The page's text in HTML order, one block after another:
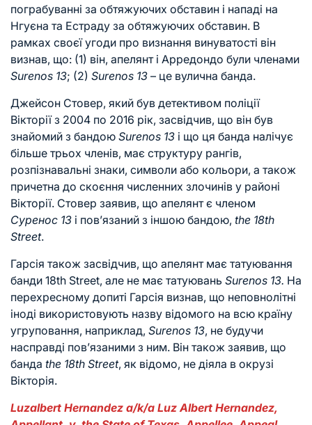
пограбуванні за обтяжуючих обставин і нападі на
Нгуєна та Естраду за обтяжуючих обставин. В
рамках своєї угоди про визнання винуватості він
визнав, що: (1) він, апелянт і Арредондо були членами
Surenos 13; (2) Surenos 13 – це вулична банда.
Джейсон Стовер, який був детективом поліції
Вікторії з 2004 по 2016 рік, засвідчив, що він був
знайомий з бандою Surenos 13 і що ця банда налічує
більше трьох членів, має структуру рангів,
розпізнавальні знаки, символи або кольори, а також
причетна до скоєння численних злочинів у районі
Вікторії. Стовер заявив, що апелянт є членом
Суренос 13 і пов’язаний з іншою бандою, the 18th
Street.
Гарсія також засвідчив, що апелянт має татуювання
банди 18th Street, але не має татуювань Surenos 13. На
перехресному допиті Гарсія визнав, що неповнолітні
іноді використовують назву відомого на всю країну
угруповання, наприклад, Surenos 13, не будучи
насправді пов’язаними з ним. Він також заявив, що
банда the 18th Street, як відомо, не діяла в окрузі
Вікторія.
Luzalbert Hernandez a/k/a Luz Albert Hernandez,